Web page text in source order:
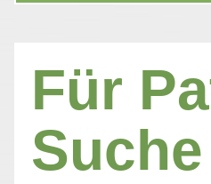
Für
Suche